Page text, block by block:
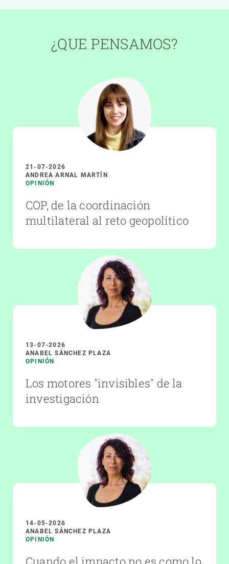
¿QUE PENSAMOS?
21-07-2026
ANDREA ARNAL MARTÍN
OPINIÓN
COP, de la coordinación
multilateral al reto geopolítico
13-07-2026
ANABEL SÁNCHEZ PLAZA
OPINIÓN
Los motores "invisibles" de la
investigación
14-05-2026
ANABEL SÁNCHEZ PLAZA
OPINIÓN
Cuando el impacto no es como lo